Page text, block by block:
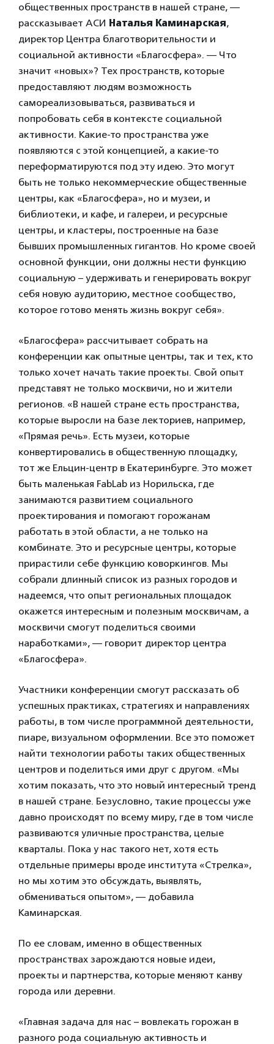
общественных пространств в нашей стране, —
рассказывает АСИ Наталья Каминарская,
директор Центра благотворительности и
социальной активности «Благосфера». — Что
значит «новых»? Тех пространств, которые
предоставляют людям возможность
самореализовываться, развиваться и
попробовать себя в контексте социальной
активности. Какие-то пространства уже
появляются с этой концепцией, а какие-то
переформатируются под эту идею. Это могут
быть не только некоммерческие общественные
центры, как «Благосфера», но и музеи, и
библиотеки, и кафе, и галереи, и ресурсные
центры, и кластеры, построенные на базе
бывших промышленных гигантов. Но кроме своей
основной функции, они должны нести функцию
социальную – удерживать и генерировать вокруг
себя новую аудиторию, местное сообщество,
которое готово менять жизнь вокруг себя».
«Благосфера» рассчитывает собрать на
конференции как опытные центры, так и тех, кто
только хочет начать такие проекты. Свой опыт
представят не только москвичи, но и жители
регионов. «В нашей стране есть пространства,
которые выросли на базе лекториев, например,
«Прямая речь». Есть музеи, которые
конвертировались в общественную площадку,
тот же Ельцин-центр в Екатеринбурге. Это может
быть маленькая FabLab из Норильска, где
занимаются развитием социального
проектирования и помогают горожанам
работать в этой области, а не только на
комбинате. Это и ресурсные центры, которые
прирастили себе функцию коворкингов. Мы
собрали длинный список из разных городов и
надеемся, что опыт региональных площадок
окажется интересным и полезным москвичам, а
москвичи смогут поделиться своими
наработками», — говорит директор центра
«Благосфера».
Участники конференции смогут рассказать об
успешных практиках, стратегиях и направлениях
работы, в том числе программной деятельности,
пиаре, визуальном оформлении. Все это поможет
найти технологии работы таких общественных
центров и поделиться ими друг с другом. «Мы
хотим показать, что это новый интересный тренд
в нашей стране. Безусловно, такие процессы уже
давно происходят по всему миру, где в том числе
развиваются уличные пространства, целые
кварталы. Пока у нас такого нет, хотя есть
отдельные примеры вроде института «Стрелка»,
но мы хотим это обсуждать, выявлять,
обмениваться опытом», — добавила
Каминарская.
По ее словам, именно в общественных
пространствах зарождаются новые идеи,
проекты и партнерства, которые меняют канву
города или деревни.
«Главная задача для нас – вовлекать горожан в
разного рода социальную активность и